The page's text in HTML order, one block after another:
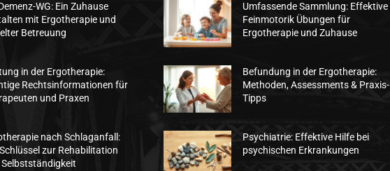
WG: Ein Zuhause
mit Ergotherapie und
Betreuung
in der Ergotherapie:
Rechtsinformationen für
und Praxen
nach Schlaganfall:
zur Rehabilitation
Selbstständigkeit
Umfassende Sammlung: Effektive
Feinmotorik Übungen für
Ergotherapie und Zuhause
Befundung in der Ergotherapie:
Methoden, Assessments & Praxis-
Tipps
Psychiatrie: Effektive Hilfe bei
psychischen Erkrankungen